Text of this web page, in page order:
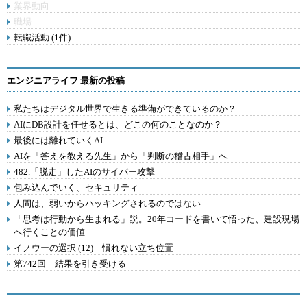
業界動向
職場
転職活動 (1件)
エンジニアライフ 最新の投稿
私たちはデジタル世界で生きる準備ができているのか？
AIにDB設計を任せるとは、どこの何のことなのか？
最後には離れていくAI
AIを「答えを教える先生」から「判断の稽古相手」へ
482.「脱走」したAIのサイバー攻撃
包み込んでいく、セキュリティ
人間は、弱いからハッキングされるのではない
「思考は行動から生まれる」説。20年コードを書いて悟った、建設現場
へ行くことの価値
イノウーの選択 (12) 慣れない立ち位置
第742回 結果を引き受ける